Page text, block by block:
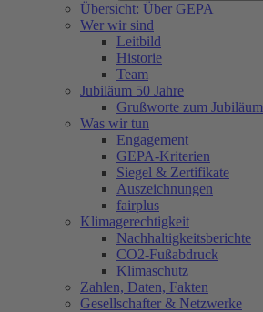
Übersicht: Über GEPA
Wer wir sind
Leitbild
Historie
Team
Jubiläum 50 Jahre
Grußworte zum Jubiläum
Was wir tun
Engagement
GEPA-Kriterien
Siegel & Zertifikate
Auszeichnungen
fairplus
Klimagerechtigkeit
Nachhaltigkeitsberichte
CO2-Fußabdruck
Klimaschutz
Zahlen, Daten, Fakten
Gesellschafter & Netzwerke